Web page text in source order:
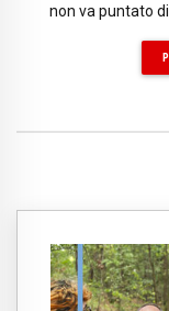
non va puntato